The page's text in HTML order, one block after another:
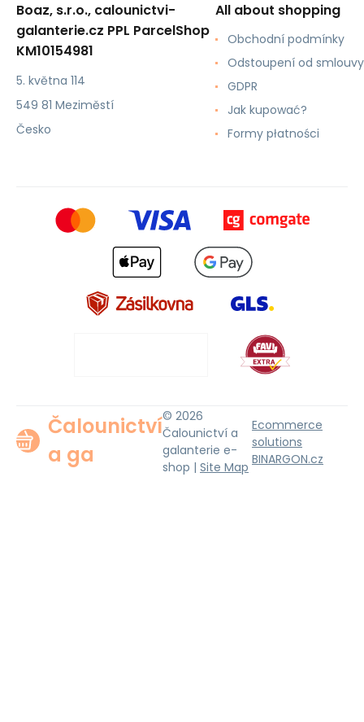
Boaz, s.r.o., calounictvi-
galanterie.cz PPL ParcelShop
KM10154981
5. května 114
549 81 Meziměstí
Česko
All about shopping
Obchodní podmínky
Odstoupení od smlouvy
GDPR
Jak kupować?
Formy płatności
Čalounictví
a ga
© 2026
Čalounictví a
galanterie e-
shop | Site Map
Ecommerce
solutions
BINARGON.cz